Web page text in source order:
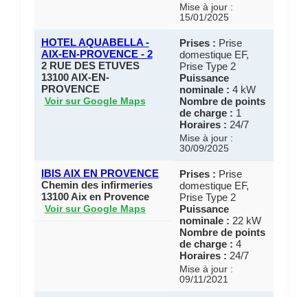
Mise à jour :
15/01/2025
HOTEL AQUABELLA -
AIX-EN-PROVENCE - 2
2 RUE DES ETUVES
13100 AIX-EN-
PROVENCE
Voir sur Google Maps
Prises : Prise
domestique EF,
Prise Type 2
Puissance
nominale : 4 kW
Nombre de points
de charge : 1
Horaires : 24/7
Mise à jour :
30/09/2025
IBIS AIX EN PROVENCE
Chemin des infirmeries
13100 Aix en Provence
Voir sur Google Maps
Prises : Prise
domestique EF,
Prise Type 2
Puissance
nominale : 22 kW
Nombre de points
de charge : 4
Horaires : 24/7
Mise à jour :
09/11/2021